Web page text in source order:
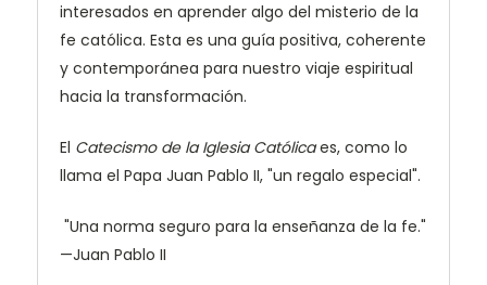
interesados en aprender algo del misterio de la
fe católica. Esta es una guía positiva, coherente
y contemporánea para nuestro viaje espiritual
hacia la transformación.
El Catecismo de la Iglesia Católicaes, como lo
llama el Papa Juan Pablo II, "un regalo especial".
"Una norma seguro para la enseñanza de la fe."
—Juan Pablo II